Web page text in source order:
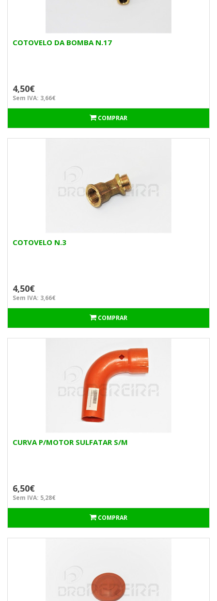
COTOVELO DA BOMBA N.17
4,50€
Sem IVA: 3,66€
COMPRAR
COTOVELO N.3
4,50€
Sem IVA: 3,66€
COMPRAR
CURVA P/MOTOR SULFATAR S/M
6,50€
Sem IVA: 5,28€
COMPRAR